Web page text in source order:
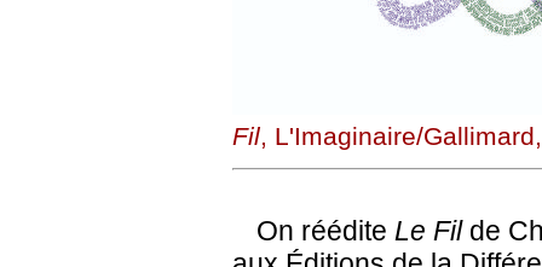
Fil, L'Imaginaire/
On réédite Le Filde